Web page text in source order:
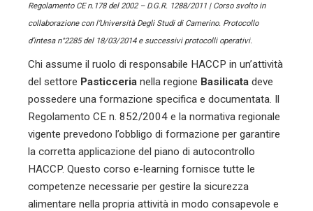
Regolamento CE n.178 del 2002 – D.G.R. 1288/2011 | Corso svolto in
collaborazione con l’Università Degli Studi di Camerino. Protocollo
d’intesa n°2285 del 18/03/2014 e successivi protocolli operativi.
Chi assume il ruolo di responsabile HACCP in un’attività
del settore Pasticceria nella regione Basilicata deve
possedere una formazione specifica e documentata. Il
Regolamento CE n. 852/2004 e la normativa regionale
vigente prevedono l’obbligo di formazione per garantire
la corretta applicazione del piano di autocontrollo
HACCP. Questo corso e-learning fornisce tutte le
competenze necessarie per gestire la sicurezza
alimentare nella propria attività in modo consapevole e